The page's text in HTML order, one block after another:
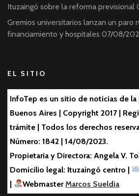
Ituzaingó sobre la reforma previsional
Gremios universitarios lanzan un paro
financiamiento y hospitales 07/08/
EL SITIO
InfoTep es un sitio de noticias de
Buenos Aires | Copyright 2017 |
trámite | Todos los derechos
Número: 1842 | 14/08/2023.
Propietaria y Directora: Angela V.
Domicilio legal: Ituzaingó centro |
|
Webmaster Marcos Sueldia